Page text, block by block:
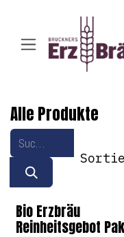
Alle Produkte
Bio Erzbräu
Reinheitsgebot